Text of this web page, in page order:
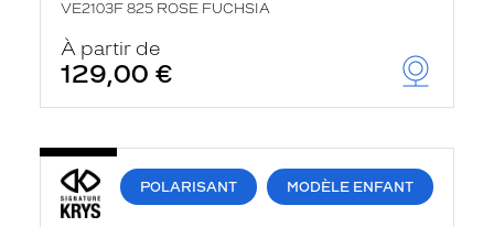
VE2103F 825 ROSE FUCHSIA
À partir de
129,00 €
POLARISANT MODÈLE ENFANT